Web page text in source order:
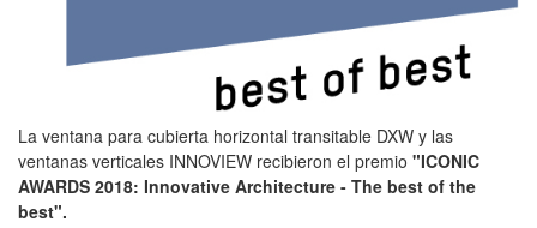
La ventana para cubierta horizontal transitable DXW y las
ventanas verticales INNOVIEW recibieron el premio "ICONIC
AWARDS 2018: Innovative Architecture - The best of the
best".